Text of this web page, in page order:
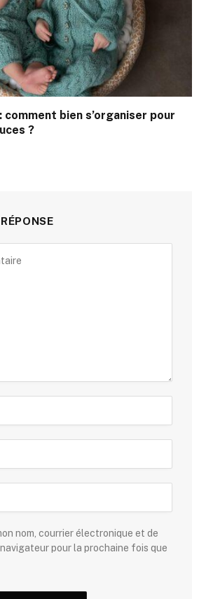
comment bien s’organiser pour
?
nom, courrier électronique et de
pour la prochaine fois que